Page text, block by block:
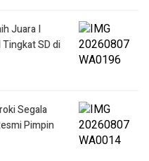
Juara I
SD di
Segala
Pimpin